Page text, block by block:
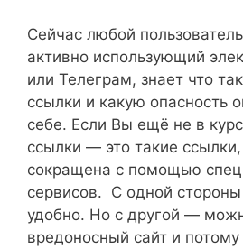
Сейчас любой
активно использующий
или Телеграм, знает что
ссылки и какую опасность
себе. Если Вы ещё не в
ссылки — это такие
сокращена с помощью
сервисов. С одной стороны
удобно. Но с другой —
вредоносный сайт и